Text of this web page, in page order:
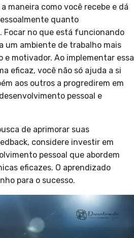
maneira como você recebe e dá
quanto
Focar no que está funcionando
um ambiente de trabalho mais
e motivador. Ao implementar essa
eficaz, você não só ajuda a si
aos outros a progredirem em
pessoal e
de aprimorar suas
considere investir em
pessoal que abordem
eficazes. O aprendizado
para o sucesso.